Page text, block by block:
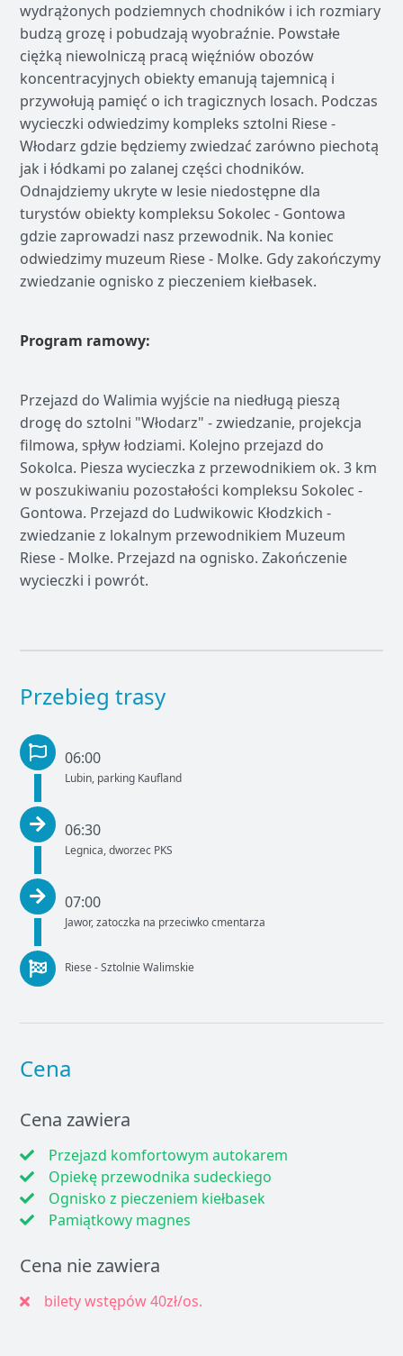
wydrążonych podziemnych chodników i ich rozmiary
budzą grozę i pobudzają wyobraźnie. Powstałe
ciężką niewolniczą pracą więźniów obozów
koncentracyjnych obiekty emanują tajemnicą i
przywołują pamięć o ich tragicznych losach. Podczas
wycieczki odwiedzimy kompleks sztolni Riese -
Włodarz gdzie będziemy zwiedzać zarówno piechotą
jak i łódkami po zalanej części chodników.
Odnajdziemy ukryte w lesie niedostępne dla
turystów obiekty kompleksu Sokolec - Gontowa
gdzie zaprowadzi nasz przewodnik. Na koniec
odwiedzimy muzeum Riese - Molke. Gdy zakończymy
zwiedzanie ognisko z pieczeniem kiełbasek.
Program ramowy:
Przejazd do Walimia wyjście na niedługą pieszą
drogę do sztolni "Włodarz" - zwiedzanie, projekcja
filmowa, spływ łodziami. Kolejno przejazd do
Sokolca. Piesza wycieczka z przewodnikiem ok. 3 km
w poszukiwaniu pozostałości kompleksu Sokolec -
Gontowa. Przejazd do Ludwikowic Kłodzkich -
zwiedzanie z lokalnym przewodnikiem Muzeum
Riese - Molke. Przejazd na ognisko. Zakończenie
wycieczki i powrót.
Przebieg trasy
06:00
Lubin, parking Kaufland
06:30
Legnica, dworzec PKS
07:00
Jawor, zatoczka na przeciwko cmentarza
Riese - Sztolnie Walimskie
Cena
Cena zawiera
Przejazd komfortowym autokarem
Opiekę przewodnika sudeckiego
Ognisko z pieczeniem kiełbasek
Pamiątkowy magnes
Cena nie zawiera
bilety wstępów 40zł/os.